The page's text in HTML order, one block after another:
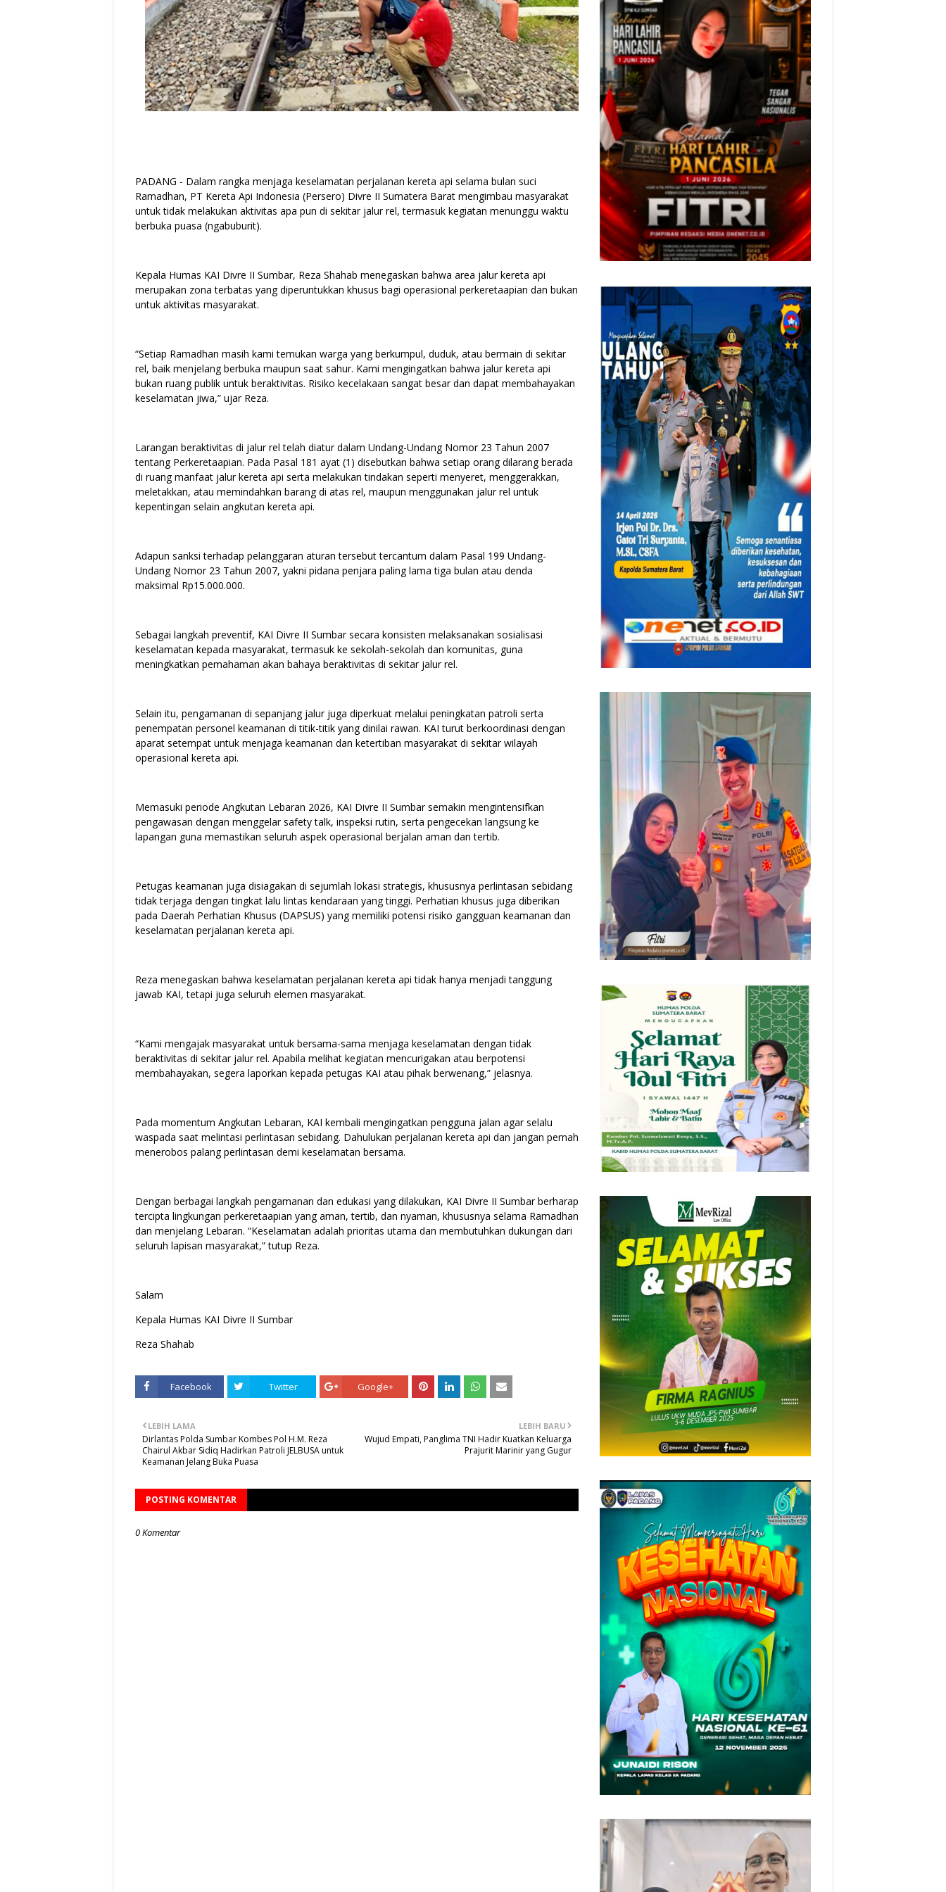
PADANG - Dalam rangka menjaga keselamatan perjalanan kereta api selama bulan suci
Ramadhan, PT Kereta Api Indonesia (Persero) Divre II Sumatera Barat mengimbau masyarakat
untuk tidak melakukan aktivitas apa pun di sekitar jalur rel, termasuk kegiatan menunggu waktu
berbuka puasa (ngabuburit).
Kepala Humas KAI Divre II Sumbar, Reza Shahab menegaskan bahwa area jalur kereta api
merupakan zona terbatas yang diperuntukkan khusus bagi operasional perkeretaapian dan bukan
untuk aktivitas masyarakat.
“Setiap Ramadhan masih kami temukan warga yang berkumpul, duduk, atau bermain di sekitar
rel, baik menjelang berbuka maupun saat sahur. Kami mengingatkan bahwa jalur kereta api
bukan ruang publik untuk beraktivitas. Risiko kecelakaan sangat besar dan dapat membahayakan
keselamatan jiwa,” ujar Reza.
Larangan beraktivitas di jalur rel telah diatur dalam Undang-Undang Nomor 23 Tahun 2007
tentang Perkeretaapian. Pada Pasal 181 ayat (1) disebutkan bahwa setiap orang dilarang berada
di ruang manfaat jalur kereta api serta melakukan tindakan seperti menyeret, menggerakkan,
meletakkan, atau memindahkan barang di atas rel, maupun menggunakan jalur rel untuk
kepentingan selain angkutan kereta api.
Adapun sanksi terhadap pelanggaran aturan tersebut tercantum dalam Pasal 199 Undang-
Undang Nomor 23 Tahun 2007, yakni pidana penjara paling lama tiga bulan atau denda
maksimal Rp15.000.000.
Sebagai langkah preventif, KAI Divre II Sumbar secara konsisten melaksanakan sosialisasi
keselamatan kepada masyarakat, termasuk ke sekolah-sekolah dan komunitas, guna
meningkatkan pemahaman akan bahaya beraktivitas di sekitar jalur rel.
Selain itu, pengamanan di sepanjang jalur juga diperkuat melalui peningkatan patroli serta
penempatan personel keamanan di titik-titik yang dinilai rawan. KAI turut berkoordinasi dengan
aparat setempat untuk menjaga keamanan dan ketertiban masyarakat di sekitar wilayah
operasional kereta api.
Memasuki periode Angkutan Lebaran 2026, KAI Divre II Sumbar semakin mengintensifkan
pengawasan dengan menggelar safety talk, inspeksi rutin, serta pengecekan langsung ke
lapangan guna memastikan seluruh aspek operasional berjalan aman dan tertib.
Petugas keamanan juga disiagakan di sejumlah lokasi strategis, khususnya perlintasan sebidang
tidak terjaga dengan tingkat lalu lintas kendaraan yang tinggi. Perhatian khusus juga diberikan
pada Daerah Perhatian Khusus (DAPSUS) yang memiliki potensi risiko gangguan keamanan dan
keselamatan perjalanan kereta api.
Reza menegaskan bahwa keselamatan perjalanan kereta api tidak hanya menjadi tanggung
jawab KAI, tetapi juga seluruh elemen masyarakat.
“Kami mengajak masyarakat untuk bersama-sama menjaga keselamatan dengan tidak
beraktivitas di sekitar jalur rel. Apabila melihat kegiatan mencurigakan atau berpotensi
membahayakan, segera laporkan kepada petugas KAI atau pihak berwenang,” jelasnya.
Pada momentum Angkutan Lebaran, KAI kembali mengingatkan pengguna jalan agar selalu
waspada saat melintasi perlintasan sebidang. Dahulukan perjalanan kereta api dan jangan pernah
menerobos palang perlintasan demi keselamatan bersama.
Dengan berbagai langkah pengamanan dan edukasi yang dilakukan, KAI Divre II Sumbar berharap
tercipta lingkungan perkeretaapian yang aman, tertib, dan nyaman, khususnya selama Ramadhan
dan menjelang Lebaran. “Keselamatan adalah prioritas utama dan membutuhkan dukungan dari
seluruh lapisan masyarakat,” tutup Reza.
Salam
Kepala Humas KAI Divre II Sumbar
Reza Shahab
Facebook Twitter Google+
LEBIH BARU
Wujud Empati, Panglima TNI Hadir Kuatkan Keluarga
Prajurit Marinir yang Gugur
LEBIH LAMA
Dirlantas Polda Sumbar Kombes Pol H.M. Reza
Chairul Akbar Sidiq Hadirkan Patroli JELBUSA untuk
Keamanan Jelang Buka Puasa
POSTING KOMENTAR
0 Komentar